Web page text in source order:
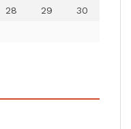
28 29
30